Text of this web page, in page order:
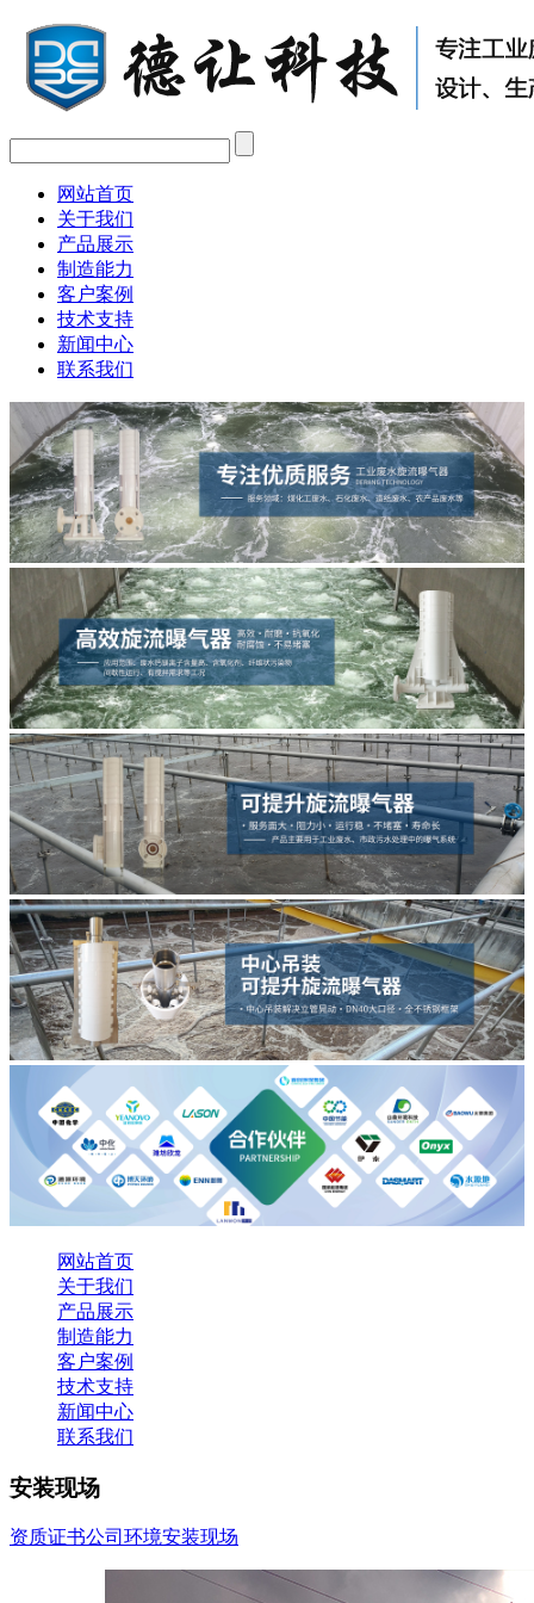
网站首页
关于我们
产品展示
制造能力
客户案例
技术支持
新闻中心
联系我们
网站首页
关于我们
产品展示
制造能力
客户案例
技术支持
新闻中心
联系我们
安装现场
资质证书公司环境安装现场